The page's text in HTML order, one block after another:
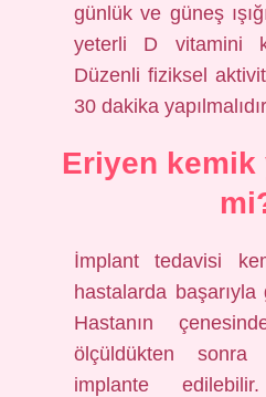
günlük ve güneş
yeterli D vitamini
Düzenli fiziksel
30 dakika
Eriyen
İmplant tedavisi
hastalarda başarıyla
Hastanın
ölçüldükten sonra
implante